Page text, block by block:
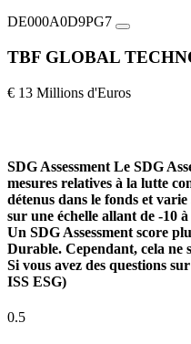
DE000A0D9PG7
TBF GLOBAL
€ 13 Millions d'Euros
SDG Assessment Le SDG
mesures relatives à la lutte
détenus dans le fonds et
sur une échelle allant de -10 à
Un SDG Assessment score
Durable. Cependant, cela
Si vous avez des questions
ISS ESG)
0.5